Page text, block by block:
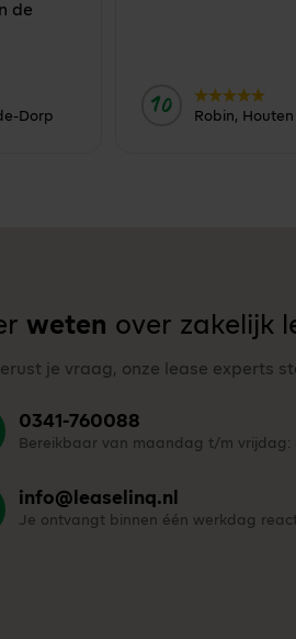
de
Dorp 10 Door:
Robin, Houten
weten over zakelijk
je vraag, onze lease experts
0341-760088
Bereikbaar van maandag t/m vrijdag:
info@leaselinq.nl
Je ontvangt binnen één werkdag